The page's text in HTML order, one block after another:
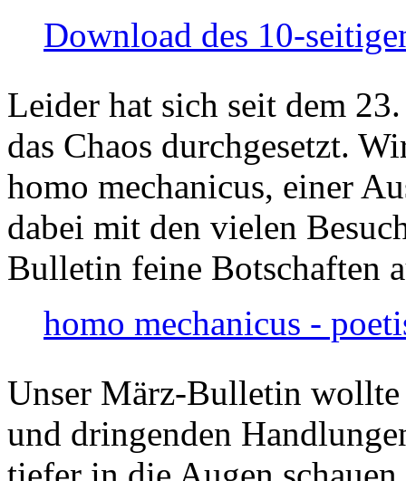
Download des 10-
Leider hat sich seit dem
das Chaos durchgesetzt.
homo mechanicus, einer
dabei mit den vielen
Bulletin feine Botschaften
homo mechanicus -
Unser März-Bulletin
und dringenden